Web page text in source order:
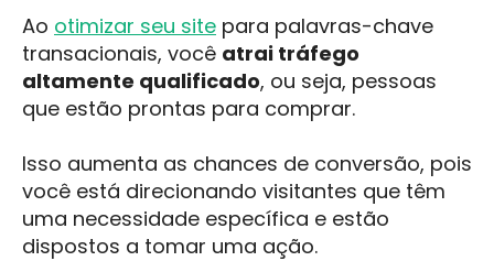
Ao otimizar seu site para palavras-chave
transacionais, você atrai tráfego
altamente qualificado, ou seja, pessoas
que estão prontas para comprar.
Isso aumenta as chances de conversão, pois
você está direcionando visitantes que têm
uma necessidade específica e estão
dispostos a tomar uma ação.